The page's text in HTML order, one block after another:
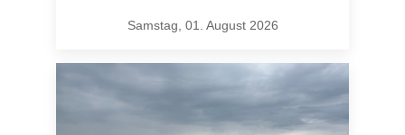
Samstag, 01. August 2026